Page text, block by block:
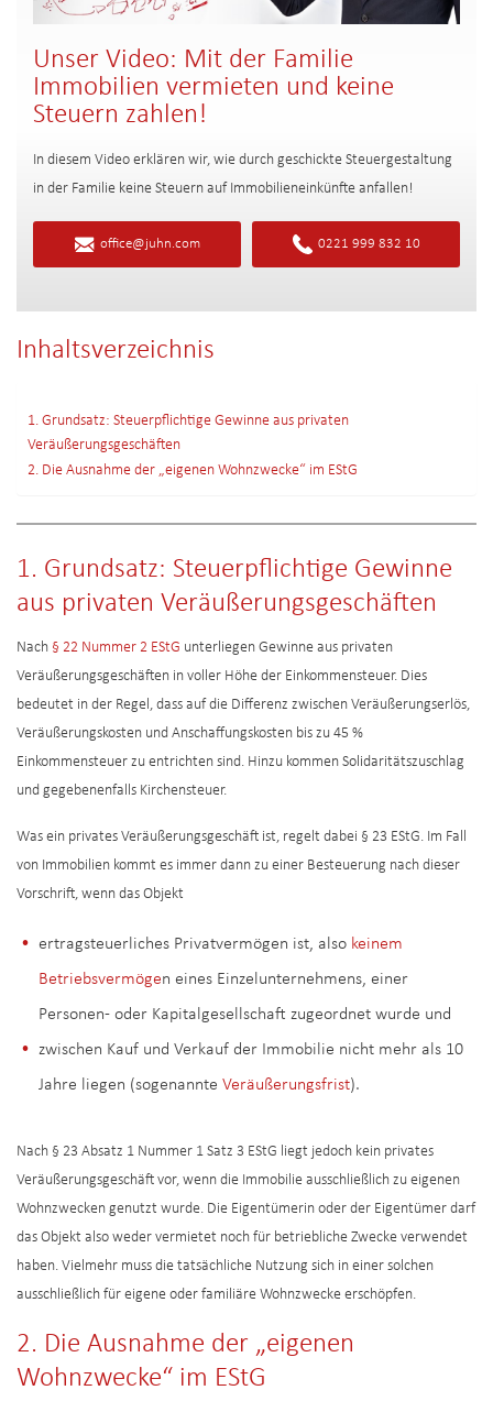
Unser Video: Mit der Familie
Immobilien vermieten und keine
Steuern zahlen!
In diesem Video erklären wir, wie durch geschickte Steuergestaltung
in der Familie keine Steuern auf Immobilieneinkünfte anfallen!
office@juhn.com 0221 999 832 10
Inhaltsverzeichnis
1. Grundsatz: Steuerpflichtige Gewinne aus privaten
Veräußerungsgeschäften
2. Die Ausnahme der „eigenen Wohnzwecke“ im EStG
1. Grundsatz: Steuerpflichtige Gewinne
aus privaten Veräußerungsgeschäften
Nach § 22 Nummer 2 EStG unterliegen Gewinne aus privaten
Veräußerungsgeschäften in voller Höhe der Einkommensteuer. Dies
bedeutet in der Regel, dass auf die Differenz zwischen Veräußerungserlös,
Veräußerungskosten und Anschaffungskosten bis zu 45 %
Einkommensteuer zu entrichten sind. Hinzu kommen Solidaritätszuschlag
und gegebenenfalls Kirchensteuer.
Was ein privates Veräußerungsgeschäft ist, regelt dabei § 23 EStG. Im Fall
von Immobilien kommt es immer dann zu einer Besteuerung nach dieser
Vorschrift, wenn das Objekt
ertragsteuerliches Privatvermögen ist, also keinem
Betriebsvermögen eines Einzelunternehmens, einer
Personen- oder Kapitalgesellschaft zugeordnet wurde und
zwischen Kauf und Verkauf der Immobilie nicht mehr als 10
Jahre liegen (sogenannte Veräußerungsfrist).
Nach § 23 Absatz 1 Nummer 1 Satz 3 EStG liegt jedoch kein privates
Veräußerungsgeschäft vor, wenn die Immobilie ausschließlich zu eigenen
Wohnzwecken genutzt wurde. Die Eigentümerin oder der Eigentümer darf
das Objekt also weder vermietet noch für betriebliche Zwecke verwendet
haben. Vielmehr muss die tatsächliche Nutzung sich in einer solchen
ausschließlich für eigene oder familiäre Wohnzwecke erschöpfen.
2. Die Ausnahme der „eigenen
Wohnzwecke“ im EStG